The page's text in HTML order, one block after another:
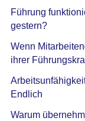
Führung
gestern?
Wenn
ihrer
Endlich
Warum